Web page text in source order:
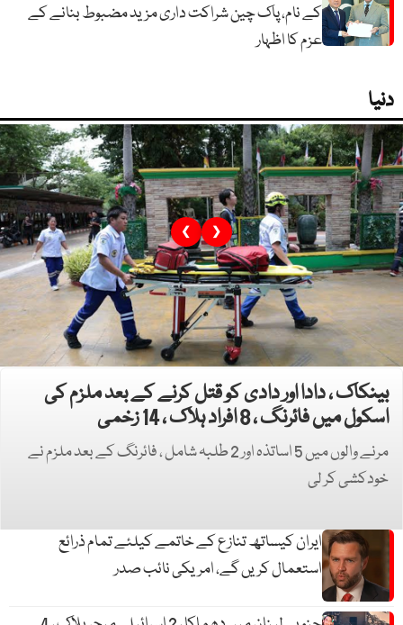
کے نام، پاک چین شراکت داری مزید مضبوط بنانے کے
عزم کا اظہار
دنیا
بینکاک ، دادا اور دادی کو قتل کرنے کے بعد ملزم کی
اسکول میں فائرنگ ، 8 افراد ہلاک ، 14 زخمی
مرنے والوں میں 5 اساتذہ اور 2 طلبہ شامل ، فائرنگ کے بعد ملزم نے
خودکشی کر لی
❮ ❯
ایران کیساتھ تنازع کے خاتمے کیلئے تمام ذرائع
استعمال کریں گے، امریکی نائب صدر